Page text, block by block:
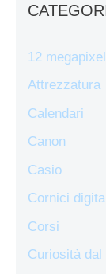
12 megapixel
Attrezzatura
Calendari
Canon
Casio
Cornici
Corsi
Curiosità dal